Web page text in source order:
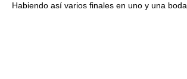
Habiendo así varios finales en uno y una boda.